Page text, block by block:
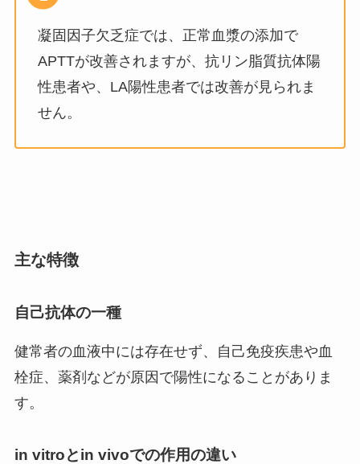
凝固因子欠乏症では、正常血漿の添加で
APTTが改善されますが、抗リン脂質抗体陽
性患者や、LA陽性患者では改善が見られま
せん。
主な特徴
自己抗体の一種
健常者の血液中には存在せず、自己免疫疾患や血
栓症、薬剤などが原因で陽性になることがありま
す。
in vitroとin vivoでの作用の違い